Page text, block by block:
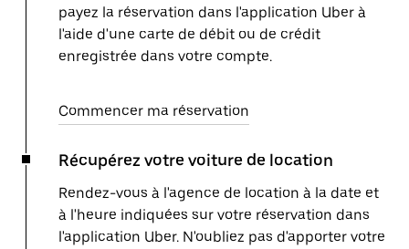
payez la réservation dans l'application Uber à
l'aide d'une carte de débit ou de crédit
enregistrée dans votre compte.
Commencer ma réservation
Récupérez votre voiture de location
Rendez-vous à l'agence de location à la date et
à l'heure indiquées sur votre réservation dans
l'application Uber. N'oubliez pas d'apporter votre